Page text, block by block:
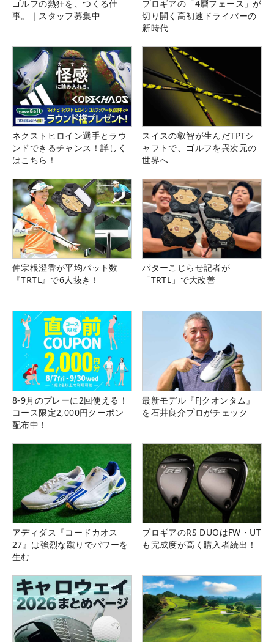
ゴルフの熱狂を、つくる仕
事。｜スタッフ募集中
プロギアの「4層フェース」が
切り開く高初速ドライバーの
新時代
ネクストヒロイン選手とラウ
ンドできるチャンス！詳しく
はこちら！
スイスの叡智が生んだTPTシ
ャフトで、ゴルフを異次元の
世界へ
仲宗根澄香が平均パット数
『TRTL』で6人抜き！
パターこじらせ記者が
「TRTL」で大改善
8-9月のプレーに2回使える！
コース限定2,000円クーポン
配布中！
最新モデル『FJクオンタム』
を石井良介プロがチェック
アディダス『コードカオス
27』は強烈な蹴りでパワーを
生む
プロギアのRS DUOはFW・UT
も完成度が高く購入者続出！